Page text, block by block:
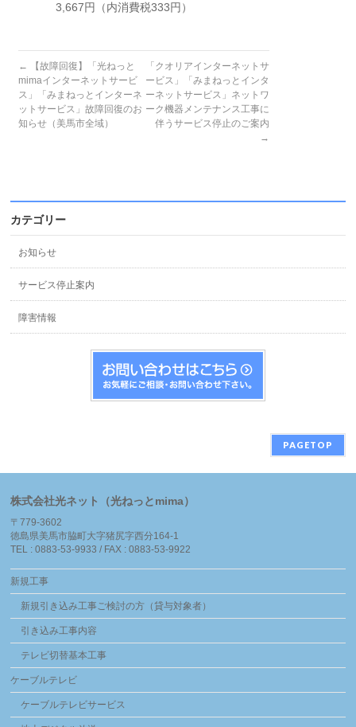
3,667円（内消費税333円）
←
【故障回復】「光ねっと
mimaインターネットサービ
ス」「みまねっとインターネ
ットサービス」故障回復のお
知らせ（美馬市全域）
「クオリアインターネットサ
ービス」「みまねっとインタ
ーネットサービス」ネットワ
ーク機器メンテナンス工事に
伴うサービス停止のご案内
→
カテゴリー
お知らせ
サービス停止案内
障害情報
PAGETOP
株式会社光ネット（光ねっとmima）
〒779-3602
徳島県美馬市脇町大字猪尻字西分164-1
TEL : 0883-53-9933 / FAX : 0883-53-9922
新規工事
新規引き込み工事ご検討の方（貸与対象者）
引き込み工事内容
テレビ切替基本工事
ケーブルテレビ
ケーブルテレビサービス